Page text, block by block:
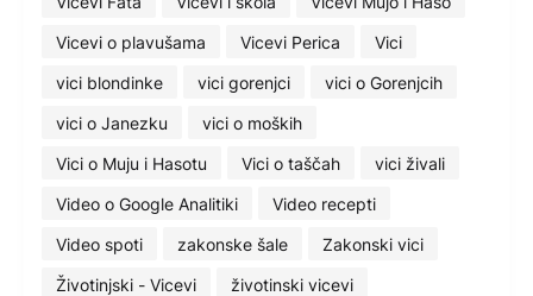
Vicevi o plavušama
Vicevi Perica
Vici
vici blondinke
vici gorenjci
vici o Gorenjcih
vici o Janezku
vici o moških
Vici o Muju i Hasotu
Vici o taščah
vici živali
Video o Google Analitiki
Video recepti
Video spoti
zakonske šale
Zakonski vici
Životinjski - Vicevi
životinski vicevi